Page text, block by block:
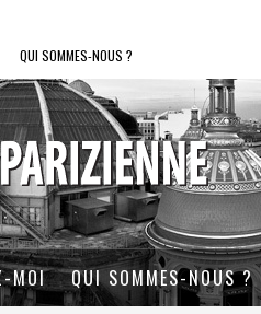
QUI SOMMES-NOUS ?
MOI QUI SOMMES-NOUS ?